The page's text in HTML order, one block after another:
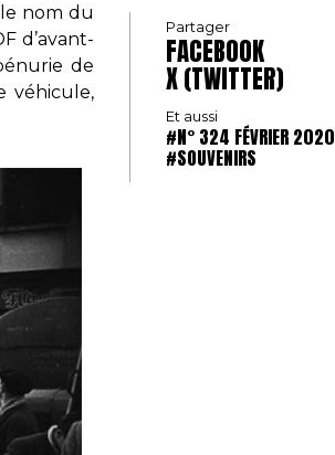
le nom du
d’avant-
de
véhicule,
Partager
FACEBOOK
X (TWITTER)
Et aussi
#N° 324 FÉVRIER 2020
#SOUVENIRS